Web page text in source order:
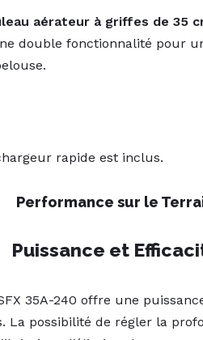
aérateur à griffes de 35
double fonctionnalité pour
rapide est inclus.
Performance sur le
Puissance et
35A-240 offre une
La possibilité de régler la